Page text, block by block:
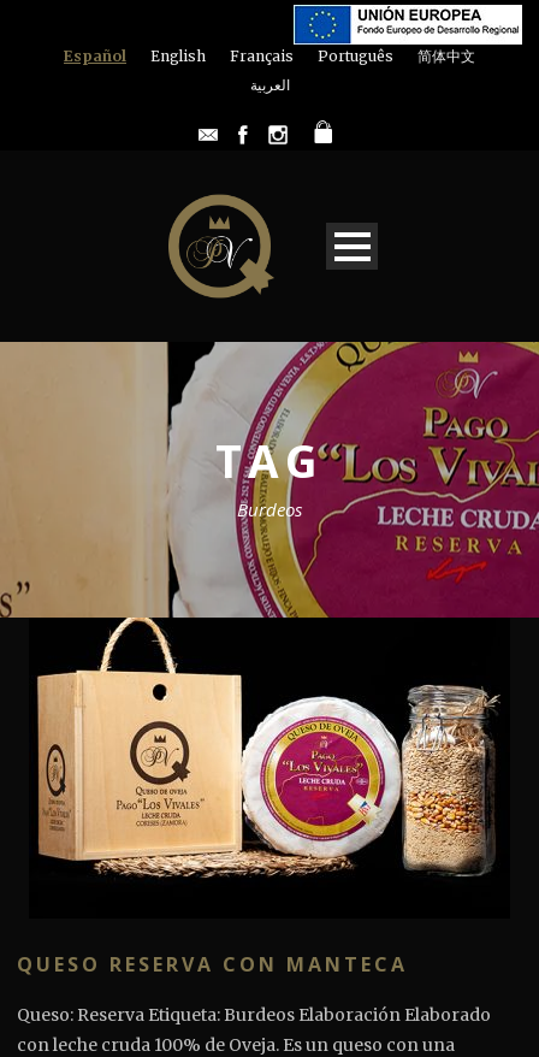
Español English Français Português
简体中文
العربية
TAG
Burdeos
QUESO RESERVA CON MANTECA
Queso: Reserva Etiqueta: Burdeos Elaboración Elaborado
con leche cruda 100% de Oveja. Es un queso con una